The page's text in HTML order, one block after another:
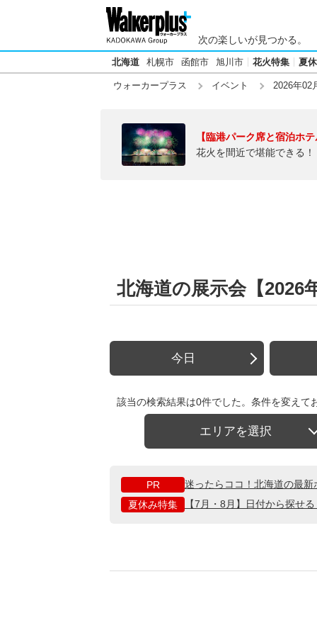
次の楽しいが見つかる。
北海道 札幌市 函館市 旭川市 花火特集 夏
ウォーカープラス イベント 2026年02
【臨港パーク席と宿泊ホ
花火を間近で堪能できる
北海道の展示会【2026
今日
該当の検索結果は0件でした。条件を変えて
エリアを選択
PR
迷ったらココ！北海道の最
夏休み特集
【7月・8月】日付から探せ